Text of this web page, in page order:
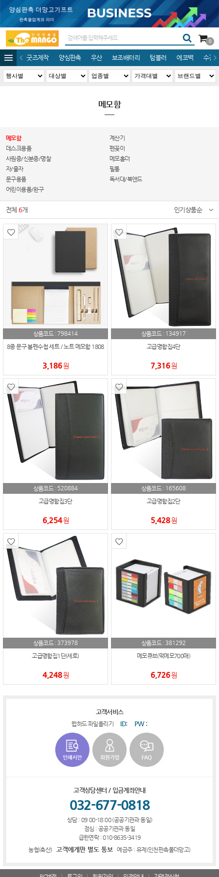
0
굿즈제작 양심판촉 우산 보조배터리 텀블러 에코백 수건/
메모함
메모함
계산기
데스크용품
펜꽂이
사원증/신분증/명찰
메모홀더
자/줄자
필통
문구용품
독서대/북앤드
어린이용품/완구
전체6개 인기상품순
상품코드 : 798414
8종 문구 볼펜수첩 세트 / 노트 메모함 1808
3,186원
상품코드 : 134917
고급명함집4단
7,316원
상품코드 : 520884
고급명함집3단
6,254원
상품코드 : 165608
고급명함집2단
5,428원
상품코드 : 373978
고급명함집1단(세로)
4,248원
상품코드 : 381292
메모큐브(떡메모700매)
6,726원
고객서비스
웹하드 파일올리기 ID: PW :
고객상담센터 / 입금계좌안내
032-677-0818
상담 : 09:00-18:00 (공공기관과 동일)
점심 : 공공기관과 동일
급한연락 : 010-8635-3419
농협(축산) 고객에게만 별도 통보 예금주 : 유제(인천판촉물더망고)